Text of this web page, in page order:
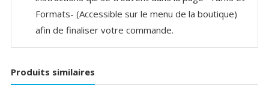
Formats- (Accessible sur le menu de la boutique)
afin de finaliser votre commande.
Produits similaires